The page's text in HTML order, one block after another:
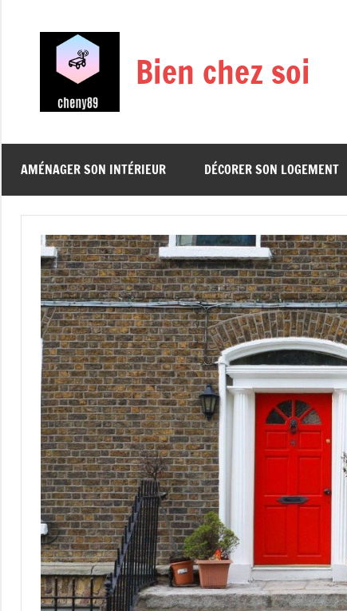
Bien chez soi
AMÉNAGER SON INTÉRIEUR DÉCORER SON LOGEMENT